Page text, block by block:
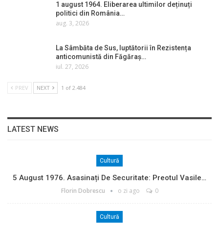
1 august 1964. Eliberarea ultimilor deținuți
politici din România…
aug. 3, 2026
La Sâmbăta de Sus, luptătorii în Rezistența
anticomunistă din Făgăraș…
iul. 27, 2026
PREV NEXT 1 of 2.484
LATEST NEWS
Cultură
5 August 1976. Asasinați De Securitate: Preotul Vasile…
Florin Dobrescu o zi ago 0
Cultură